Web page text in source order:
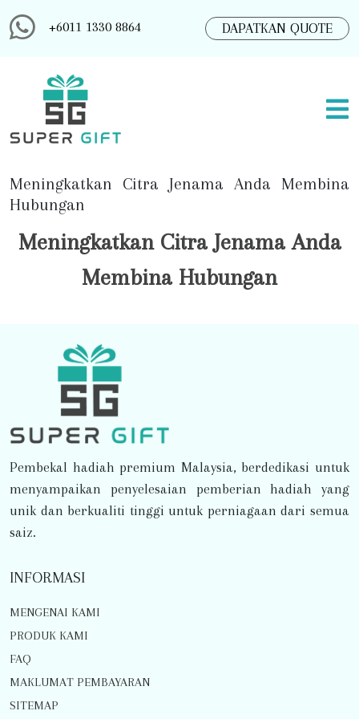
+6011 1330 8864 DAPATKAN QUOTE
Meningkatkan Citra Jenama Anda Membina
Hubungan
Meningkatkan Citra Jenama Anda
Membina Hubungan
Pembekal hadiah premium Malaysia, berdedikasi untuk
menyampaikan penyelesaian pemberian hadiah yang
unik dan berkualiti tinggi untuk perniagaan dari semua
saiz.
INFORMASI
MENGENAI KAMI
PRODUK KAMI
FAQ
MAKLUMAT PEMBAYARAN
SITEMAP